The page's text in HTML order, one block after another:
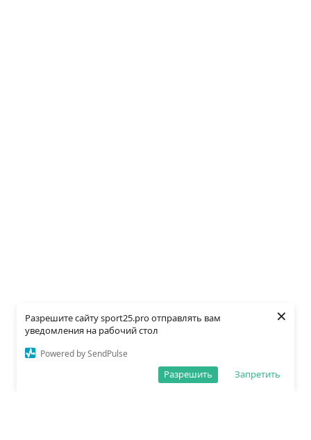
Разрешите сайту sport25.pro отправлять вам
уведомления на рабочий стол
Powered by SendPulse
Запретить
Разрешить
×